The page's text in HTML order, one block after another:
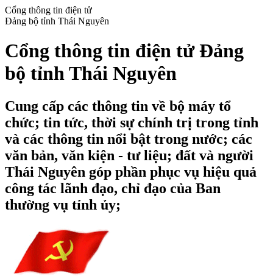
Cổng thông tin điện tử
Đảng bộ tỉnh Thái Nguyên
Cổng thông tin điện tử Đảng
bộ tỉnh Thái Nguyên
Cung cấp các thông tin về bộ máy tổ
chức; tin tức, thời sự chính trị trong tỉnh
và các thông tin nổi bật trong nước; các
văn bản, văn kiện - tư liệu; đất và người
Thái Nguyên góp phần phục vụ hiệu quả
công tác lãnh đạo, chỉ đạo của Ban
thường vụ tỉnh ủy;